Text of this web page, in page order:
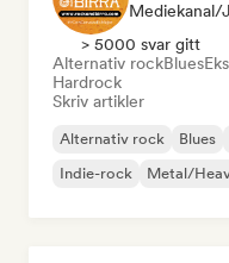
Mediekanal/
> 5000 svar gitt
Alternativ rockBlues
Hardrock
Skriv artikler
Alternativ rock Blues
Indie-rock
Metal/